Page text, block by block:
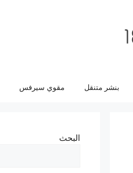
بنشر متنقل مقوي سيرفس
البحث